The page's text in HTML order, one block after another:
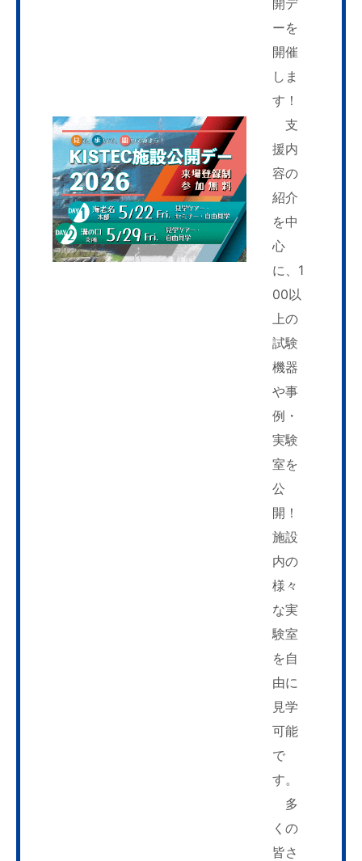
開デ
ーを
開催
しま
す！
支
援内
容の
紹介
を中
心
に、1
00以
上の
試験
機器
や事
例・
実験
室を
公
開！
施設
内の
様々
な実
験室
を自
由に
見学
可能
で
す。
多
くの
皆さ